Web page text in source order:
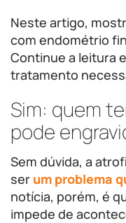
Neste artigo,
com endométrio
Continue a leitura
tratamento
Sim: quem
pode
Sem dúvida, a
ser um problema
notícia, porém, é
impede de